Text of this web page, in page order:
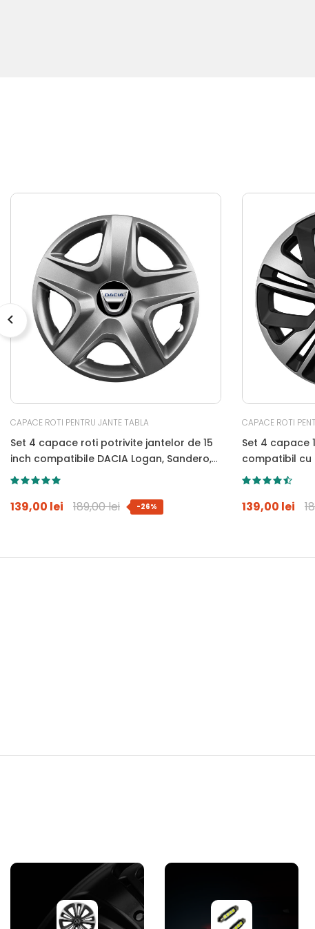
CAPACE ROTI PENTRU JANTE TABLA
Set 4 capace roti potrivite jantelor de 15
inch compatibile DACIA Logan, Sandero,
Duster, Dokker, Model-340
139,00 lei 189,00 lei -26%
CAPACE ROTI
Set 4 capace
compatibil
139,00 lei